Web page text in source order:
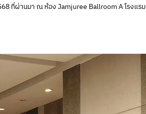
ที่ผ่านมา ณ ห้อง Jamjuree Ballroom A โรงแรม